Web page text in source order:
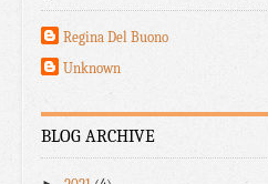
Regina Del Buono
Unknown
BLOG ARCHIVE